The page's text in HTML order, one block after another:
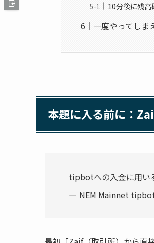
10分後に残高
一度やってしま
本題に入る前に：
tipbotへの入金に用い
— NEM Mainnet